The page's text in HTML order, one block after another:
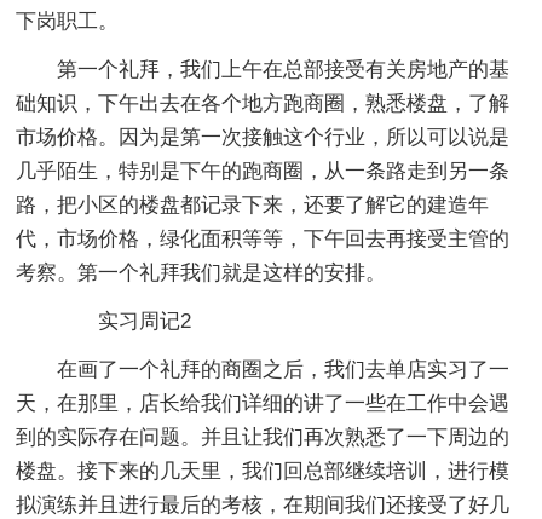
下岗职工。
第一个礼拜，我们上午在总部接受有关房地产的基
础知识，下午出去在各个地方跑商圈，熟悉楼盘，了解
市场价格。因为是第一次接触这个行业，所以可以说是
几乎陌生，特别是下午的跑商圈，从一条路走到另一条
路，把小区的楼盘都记录下来，还要了解它的建造年
代，市场价格，绿化面积等等，下午回去再接受主管的
考察。第一个礼拜我们就是这样的安排。
实习周记2
在画了一个礼拜的商圈之后，我们去单店实习了一
天，在那里，店长给我们详细的讲了一些在工作中会遇
到的实际存在问题。并且让我们再次熟悉了一下周边的
楼盘。接下来的几天里，我们回总部继续培训，进行模
拟演练并且进行最后的考核，在期间我们还接受了好几